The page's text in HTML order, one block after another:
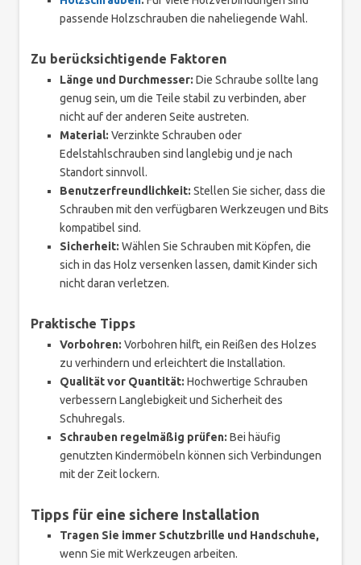
passende Holzschrauben die naheliegende Wahl.
Zu berücksichtigende Faktoren
Länge und Durchmesser: Die Schraube sollte lang
genug sein, um die Teile stabil zu verbinden, aber
nicht auf der anderen Seite austreten.
Material: Verzinkte Schrauben oder
Edelstahlschrauben sind langlebig und je nach
Standort sinnvoll.
Benutzerfreundlichkeit: Stellen Sie sicher, dass die
Schrauben mit den verfügbaren Werkzeugen und Bits
kompatibel sind.
Sicherheit: Wählen Sie Schrauben mit Köpfen, die
sich in das Holz versenken lassen, damit Kinder sich
nicht daran verletzen.
Praktische Tipps
Vorbohren: Vorbohren hilft, ein Reißen des Holzes
zu verhindern und erleichtert die Installation.
Qualität vor Quantität: Hochwertige Schrauben
verbessern Langlebigkeit und Sicherheit des
Schuhregals.
Schrauben regelmäßig prüfen: Bei häufig
genutzten Kindermöbeln können sich Verbindungen
mit der Zeit lockern.
Tipps für eine sichere Installation
Tragen Sie immer Schutzbrille und Handschuhe,
wenn Sie mit Werkzeugen arbeiten.